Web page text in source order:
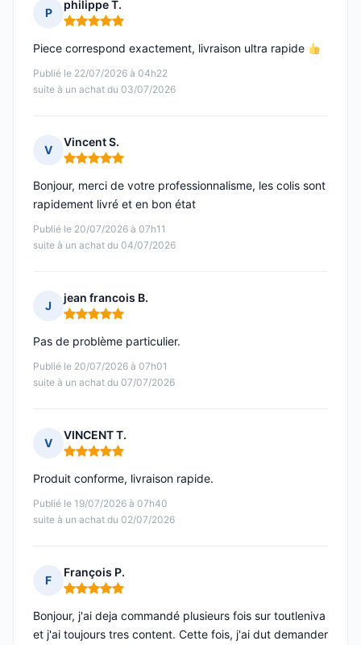
P
philippe T.
Note : 5 sur 5
Publié le 22/07/2026 à 04h22
suite à un achat du 03/07/2026
Piece correspond exactement, livraison ultra rapide
V
Vincent S.
Note : 5 sur 5
Publié le 20/07/2026 à 07h11
suite à un achat du 04/07/2026
Bonjour, merci de votre professionnalisme, les colis sont
rapidement livré et en bon état
J
jean francois B.
Note : 5 sur 5
Publié le 20/07/2026 à 07h01
suite à un achat du 07/07/2026
Pas de problème particulier.
V
VINCENT T.
Note : 5 sur 5
Publié le 19/07/2026 à 07h40
suite à un achat du 02/07/2026
Produit conforme, livraison rapide.
F
François P.
Note : 5 sur 5
Bonjour, j'ai deja commandé plusieurs fois sur toutleniva
et j'ai toujours tres content. Cette fois, j'ai dut demander